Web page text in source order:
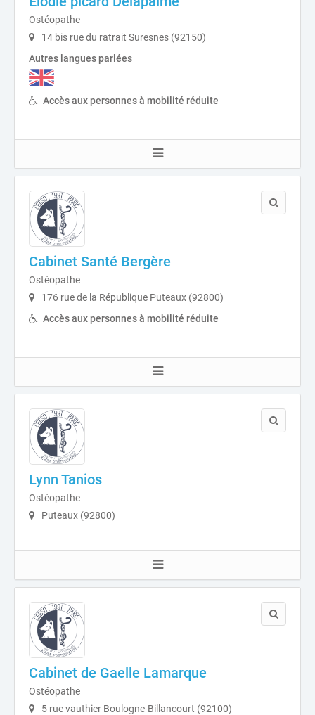
Ostéopathe
14 bis rue du ratrait Suresnes (92150)
Autres langues parlées
Accès aux personnes à mobilité réduite
Cabinet Santé Bergère
Ostéopathe
176 rue de la République Puteaux (92800)
Accès aux personnes à mobilité réduite
Lynn Tanios
Ostéopathe
Puteaux (92800)
Cabinet de Gaelle Lamarque
Ostéopathe
5 rue vauthier Boulogne-Billancourt (92100)